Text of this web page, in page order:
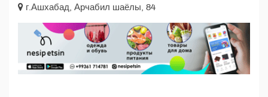
г.Ашхабад, Арчабил шаёлы, 84